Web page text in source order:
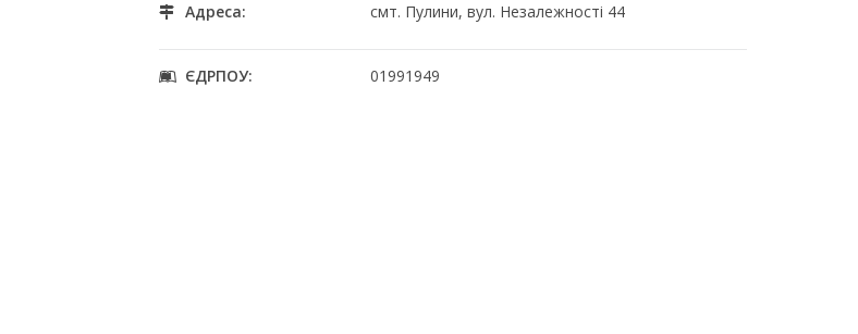
Адреса: смт. Пулини, вул. Незалежності 44
ЄДРПОУ: 01991949